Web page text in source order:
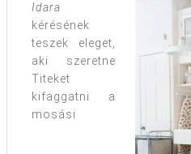
Idara
kérésének
teszek eleget,
aki szeretne
Titeket
kifaggatni a
mosási